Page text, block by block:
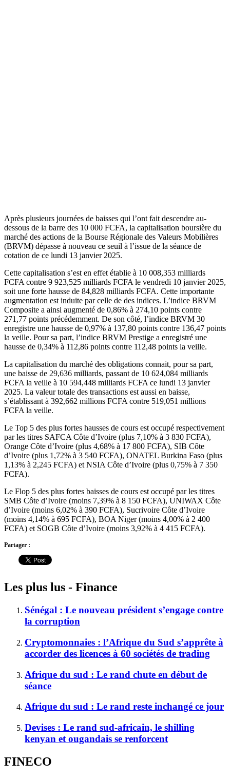
Après plusieurs journées de baisses qui l’ont fait descendre au-
dessous de la barre des 10 000 FCFA, la capitalisation boursière du
marché des actions de la Bourse Régionale des Valeurs Mobilières
(BRVM) dépasse à nouveau ce seuil à l’issue de la séance de
cotation de ce lundi 13 janvier 2025.
Cette capitalisation s’est en effet établie à 10 008,353 milliards
FCFA contre 9 923,525 milliards FCFA le vendredi 10 janvier 2025,
soit une forte hausse de 84,828 milliards FCFA. Cette importante
augmentation est induite par celle de des indices. L’indice BRVM
Composite a ainsi augmenté de 0,86% à 274,10 points contre
271,77 points précédemment. De son côté, l’indice BRVM 30
enregistre une hausse de 0,97% à 137,80 points contre 136,47 points
la veille. Pour sa part, l’indice BRVM Prestige a enregistré une
hausse de 0,34% à 112,86 points contre 112,48 points la veille.
La capitalisation du marché des obligations connait, pour sa part,
une baisse de 29,636 milliards, passant de 10 624,084 milliards
FCFA la veille à 10 594,448 milliards FCFA ce lundi 13 janvier
2025. La valeur totale des transactions est aussi en baisse,
s’établissant à 392,662 millions FCFA contre 519,051 millions
FCFA la veille.
Le Top 5 des plus fortes hausses de cours est occupé respectivement
par les titres SAFCA Côte d’Ivoire (plus 7,10% à 3 830 FCFA),
Orange Côte d’Ivoire (plus 4,68% à 17 800 FCFA), SIB Côte
d’Ivoire (plus 1,72% à 3 540 FCFA), ONATEL Burkina Faso (plus
1,13% à 2,245 FCFA) et NSIA Côte d’Ivoire (plus 0,75% à 7 350
FCFA).
Le Flop 5 des plus fortes baisses de cours est occupé par les titres
SMB Côte d’Ivoire (moins 7,39% à 8 150 FCFA), UNIWAX Côte
d’Ivoire (moins 6,02% à 390 FCFA), Sucrivoire Côte d’Ivoire
(moins 4,14% à 695 FCFA), BOA Niger (moins 4,00% à 2 400
FCFA) et SOGB Côte d’Ivoire (moins 3,92% à 4 415 FCFA).
Partager :
Les plus lus - Finance
Sénégal : Le nouveau président s’engage contre
la corruption
Cryptomonnaies : l’Afrique du Sud s’apprête à
accorder des licences à 60 sociétés de trading
Afrique du sud : Le rand chute en début de
séance
Afrique du sud : Le rand reste inchangé ce jour
Devises : Le rand sud-africain, le shilling
kenyan et ougandais se renforcent
FINECO